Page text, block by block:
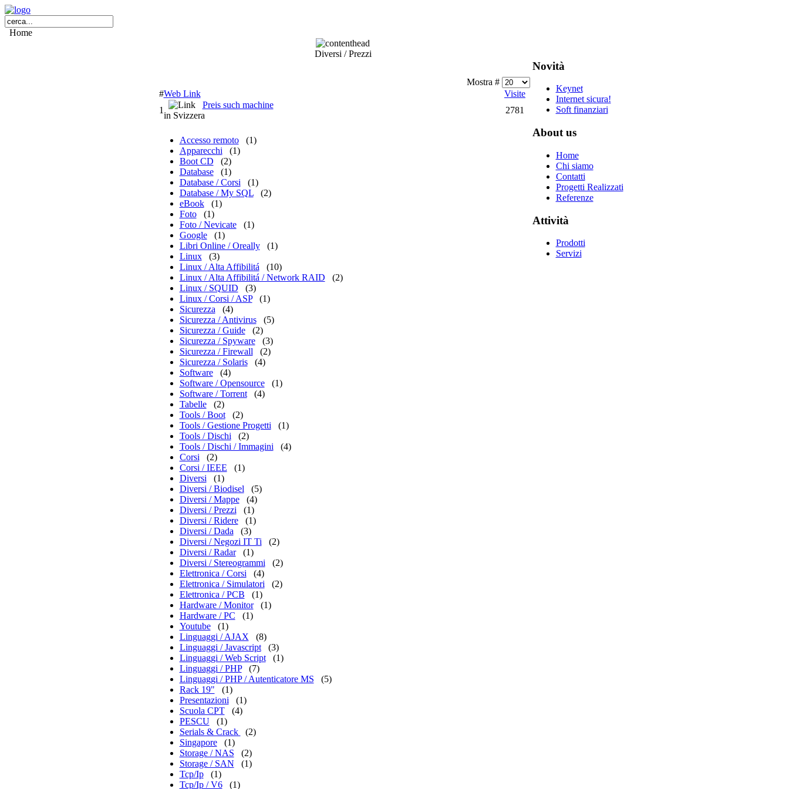
Home
Diversi / Prezzi
Mostra #
#Web Link
Visite
1
Preis such machine
in Svizzera
2781
Accesso remoto
(1)
Apparecchi
(1)
Boot CD
(2)
Database
(1)
Database / Corsi
(1)
Database / My SQL
(2)
eBook
(1)
Foto
(1)
Foto / Nevicate
(1)
Google
(1)
Libri Online / Oreally
(1)
Linux
(3)
Linux / Alta Affibilitá
(10)
Linux / Alta Affibilitá / Network RAID
(2)
Linux / SQUID
(3)
Linux / Corsi / ASP
(1)
Sicurezza
(4)
Sicurezza / Antivirus
(5)
Sicurezza / Guide
(2)
Sicurezza / Spyware
(3)
Sicurezza / Firewall
(2)
Sicurezza / Solaris
(4)
Software
(4)
Software / Opensource
(1)
Software / Torrent
(4)
Tabelle
(2)
Tools / Boot
(2)
Tools / Gestione Progetti
(1)
Tools / Dischi
(2)
Tools / Dischi / Immagini
(4)
Corsi
(2)
Corsi / IEEE
(1)
Diversi
(1)
Diversi / Biodisel
(5)
Diversi / Mappe
(4)
Diversi / Prezzi
(1)
Diversi / Ridere
(1)
Diversi / Dada
(3)
Diversi / Negozi IT Ti
(2)
Diversi / Radar
(1)
Diversi / Stereogrammi
(2)
Elettronica / Corsi
(4)
Elettronica / Simulatori
(2)
Elettronica / PCB
(1)
Hardware / Monitor
(1)
Hardware / PC
(1)
Youtube
(1)
Linguaggi / AJAX
(8)
Linguaggi / Javascript
(3)
Linguaggi / Web Script
(1)
Linguaggi / PHP
(7)
Linguaggi / PHP / Autenticatore MS
(5)
Rack 19"
(1)
Presentazioni
(1)
Scuola CPT
(4)
PESCU
(1)
Serials & Crack
(2)
Singapore
(1)
Storage / NAS
(2)
Storage / SAN
(1)
Tcp/Ip
(1)
Tcp/Ip / V6
(1)
Novità
Keynet
Internet sicura!
Soft finanziari
About us
Home
Chi siamo
Contatti
Progetti Realizzati
Referenze
Attività
Prodotti
Servizi